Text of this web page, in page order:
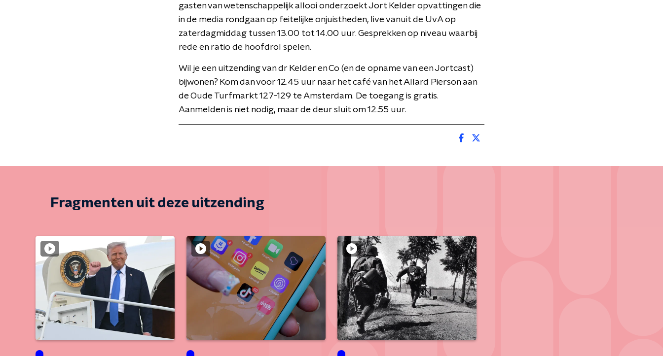
gasten van wetenschappelijk allooi onderzoekt Jort Kelder opvattingen die
in de media rondgaan op feitelijke onjuistheden, live vanuit de UvA op
zaterdagmiddag tussen 13.00 tot 14.00 uur. Gesprekken op niveau waarbij
rede en ratio de hoofdrol spelen.
Wil je een uitzending van dr Kelder en Co (en de opname van een Jortcast)
bijwonen? Kom dan voor 12.45 uur naar het café van het Allard Pierson aan
de Oude Turfmarkt 127-129 te Amsterdam. De toegang is gratis.
Aanmelden is niet nodig, maar de deur sluit om 12.55 uur.
Fragmenten uit deze uitzending